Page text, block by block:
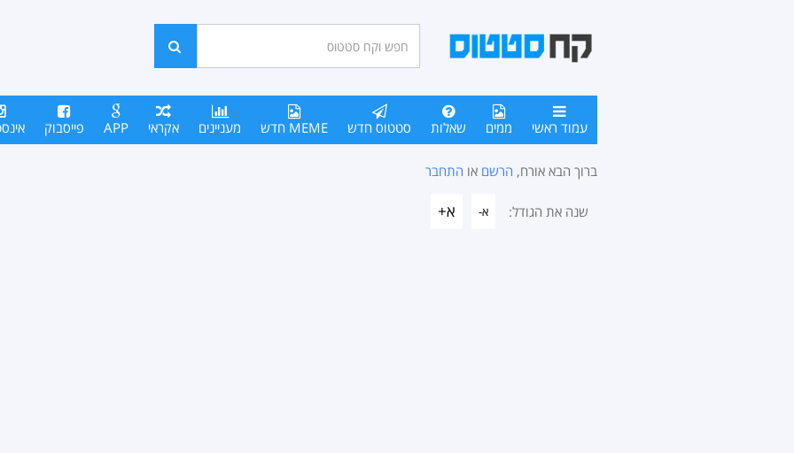
סטטוסים
חפש
עמוד ראשי ממים שאלות סטטוס חדש MEME חדש מעניינים אקראי APP פייסבוק
ברוך הבא אורח, הרשם או התחבר
שנה את הגודל: א- א+